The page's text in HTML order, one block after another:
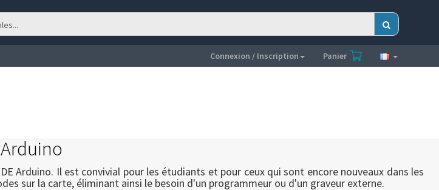
Connexion / Inscription Panier
Arduino
Arduino. Il est convivial pour les étudiants et pour ceux qui sont encore nouveaux dans les
sur la carte, éliminant ainsi le besoin d'un programmeur ou d'un graveur externe.